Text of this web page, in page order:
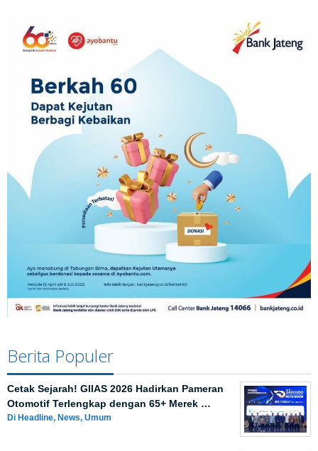
Berita Populer
Cetak Sejarah! GIIAS 2026 Hadirkan Pameran
Otomotif Terlengkap dengan 65+ Merek …
Di Headline, News, Umum